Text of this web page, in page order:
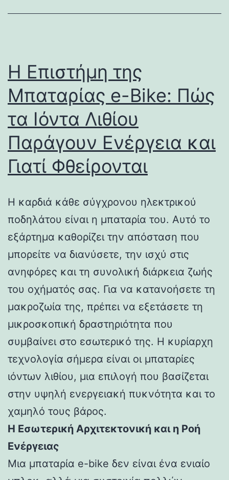
Η Επιστήμη της
Μπαταρίας e-Bike: Πώς
τα Ιόντα Λιθίου
Παράγουν Ενέργεια και
Γιατί Φθείρονται
Η καρδιά κάθε σύγχρονου ηλεκτρικού
ποδηλάτου είναι η μπαταρία του. Αυτό το
εξάρτημα καθορίζει την απόσταση που
μπορείτε να διανύσετε, την ισχύ στις
ανηφόρες και τη συνολική διάρκεια ζωής
του οχήματός σας. Για να κατανοήσετε τη
μακροζωία της, πρέπει να εξετάσετε τη
μικροσκοπική δραστηριότητα που
συμβαίνει στο εσωτερικό της. Η κυρίαρχη
τεχνολογία σήμερα είναι οι μπαταρίες
ιόντων λιθίου, μια επιλογή που βασίζεται
στην υψηλή ενεργειακή πυκνότητα και το
χαμηλό τους βάρος.
Η Εσωτερική Αρχιτεκτονική και η Ροή
Ενέργειας
Μια μπαταρία e-bike δεν είναι ένα ενιαίο